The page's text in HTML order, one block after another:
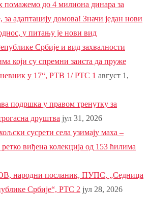
помажемо до 4 милиона динара за
за адаптацију домова! Значи један нови
у питању је нови вид
Србије и вид захвалности
који су спремни заиста да пруже
у 17“, РТВ 1/ РТС 1 август 1,
подршка у правом тренутку за
друштва јул 31, 2026
сусрети села узимају маха –
виђена колекција од 153 ћилима
народни посланик, ПУПС, „Седница
Србије“, РТС 2 јул 28, 2026